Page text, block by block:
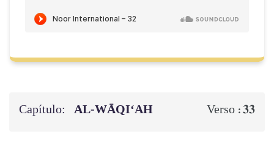
Capítulo: AL‑WĀQI‘AH Verso :33